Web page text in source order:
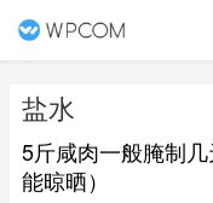
盐水
5斤咸肉一般腌制
能晾晒）